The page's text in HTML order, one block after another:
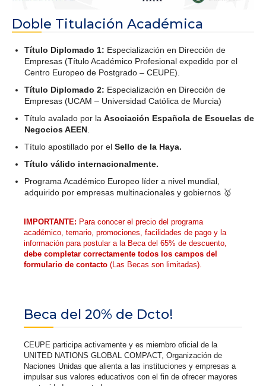
Doble Titulación Académica
Título Diplomado 1: Especialización en Dirección de
Empresas (Título Académico Profesional expedido por el
Centro Europeo de Postgrado – CEUPE).
Título Diplomado 2: Especialización en Dirección de
Empresas (UCAM – Universidad Católica de Murcia)
Título avalado por la Asociación Española de Escuelas de
Negocios AEEN
Título apostillado por el Sello de la Haya.
Título válido internacionalmente.
Programa Académico Europeo líder a nivel mundial,
adquirido por empresas multinacionales y gobiernos 🥇
IMPORTANTE: Para conocer el precio del programa
académico, temario, promociones, facilidades de pago y la
información para postular a la Beca del 65% de descuento,
debe completar correctamente todos los campos del
formulario de contacto (Las Becas son limitadas).
Beca del 20% de Dcto!
CEUPE participa activamente y es miembro oficial de la
UNITED NATIONS GLOBAL COMPACT, Organización de
Naciones Unidas que alienta a las instituciones y empresas a
impulsar sus valores educativos con el fin de ofrecer mayores